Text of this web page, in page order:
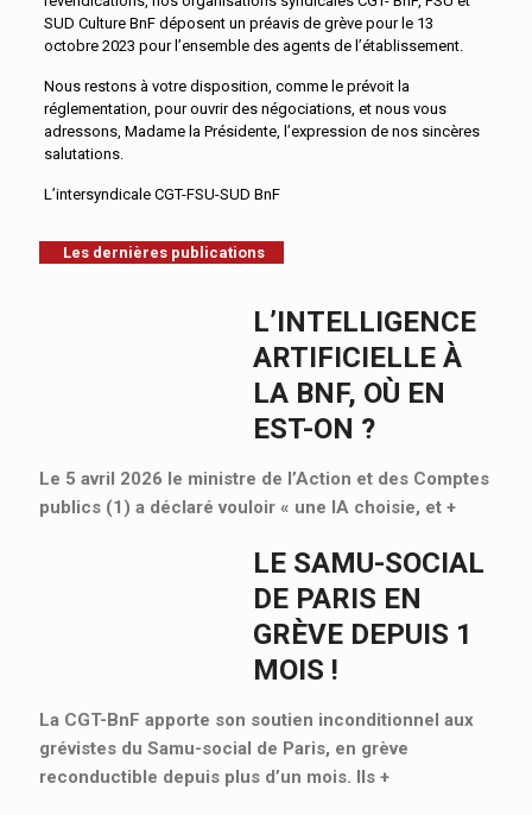
SUD Culture BnF déposent un préavis de grève pour le 13
octobre 2023 pour l’ensemble des agents de l’établissement.
Nous restons à votre disposition, comme le prévoit la
réglementation, pour ouvrir des négociations, et nous vous
adressons, Madame la Présidente, l’expression de nos sincères
salutations.
L’intersyndicale CGT-FSU-SUD BnF
Les dernières publications
L’INTELLIGENCE
ARTIFICIELLE À
LA BNF, OÙ EN
EST-ON ?
Le 5 avril 2026 le ministre de l’Action et des Comptes
publics (1) a déclaré vouloir « une IA choisie, et +
LE SAMU-SOCIAL
DE PARIS EN
GRÈVE DEPUIS 1
MOIS !
La CGT-BnF apporte son soutien inconditionnel aux
grévistes du Samu-social de Paris, en grève
reconductible depuis plus d’un mois. Ils +